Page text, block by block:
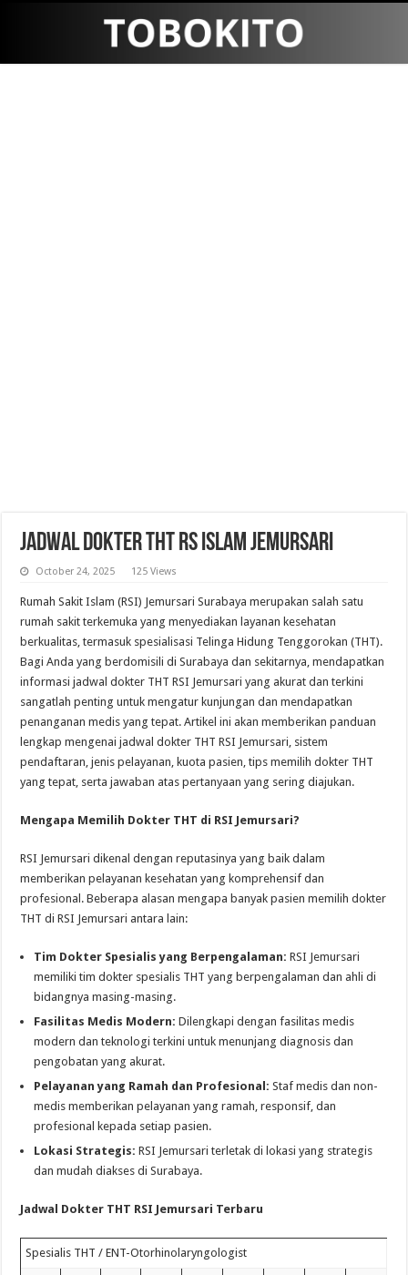
Jadwal Dokter THT RS Islam Jemursari
October 24, 2025 125 Views
Rumah Sakit Islam (RSI) Jemursari Surabaya merupakan salah satu
rumah sakit terkemuka yang menyediakan layanan kesehatan
berkualitas, termasuk spesialisasi Telinga Hidung Tenggorokan (THT).
Bagi Anda yang berdomisili di Surabaya dan sekitarnya, mendapatkan
informasi jadwal dokter THT RSI Jemursari yang akurat dan terkini
sangatlah penting untuk mengatur kunjungan dan mendapatkan
penanganan medis yang tepat. Artikel ini akan memberikan panduan
lengkap mengenai jadwal dokter THT RSI Jemursari, sistem
pendaftaran, jenis pelayanan, kuota pasien, tips memilih dokter THT
yang tepat, serta jawaban atas pertanyaan yang sering diajukan.
Mengapa Memilih Dokter THT di RSI Jemursari?
RSI Jemursari dikenal dengan reputasinya yang baik dalam
memberikan pelayanan kesehatan yang komprehensif dan
profesional. Beberapa alasan mengapa banyak pasien memilih dokter
THT di RSI Jemursari antara lain:
Tim Dokter Spesialis yang Berpengalaman: RSI Jemursari
memiliki tim dokter spesialis THT yang berpengalaman dan ahli di
bidangnya masing-masing.
Fasilitas Medis Modern: Dilengkapi dengan fasilitas medis
modern dan teknologi terkini untuk menunjang diagnosis dan
pengobatan yang akurat.
Pelayanan yang Ramah dan Profesional: Staf medis dan non-
medis memberikan pelayanan yang ramah, responsif, dan
profesional kepada setiap pasien.
Lokasi Strategis: RSI Jemursari terletak di lokasi yang strategis
dan mudah diakses di Surabaya.
Jadwal Dokter THT RSI Jemursari Terbaru
Spesialis THT / ENT-Otorhinolaryngologist